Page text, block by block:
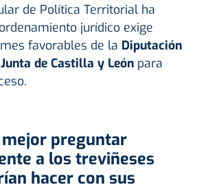
de Política Territorial ha
jurídico exige
favorables de la Diputación
Junta de Castilla y León para
a los treviñeses
hacer con sus